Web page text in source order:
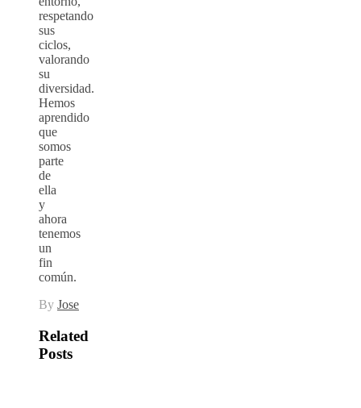
respetando
sus
ciclos,
valorando
su
diversidad.
Hemos
aprendido
que
somos
parte
de
ella
y
ahora
tenemos
un
fin
común.
By Jose
Related
Posts